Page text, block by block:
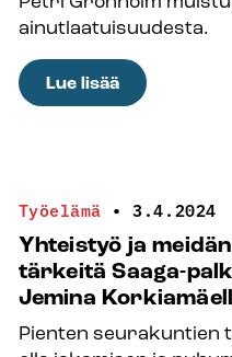
ainutlaatuisuudesta.
Lue lisää:
Kukin
tarinansa
Työelämä • 3.4.2024
Yhteistyö ja
tärkeitä Saaga-
Jemina
Pienten seurakuntien